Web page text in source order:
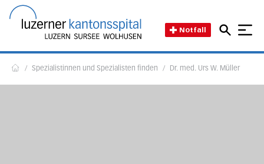
Notfall
/ Spezialistinnen und Spezialisten finden / Dr. med. Urs W. Müller